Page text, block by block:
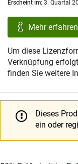
Erscheint im: 3. Quartal
Mehr erfahren
Um diese
Verknüpfung
finden Sie weitere
Dieses
ein oder